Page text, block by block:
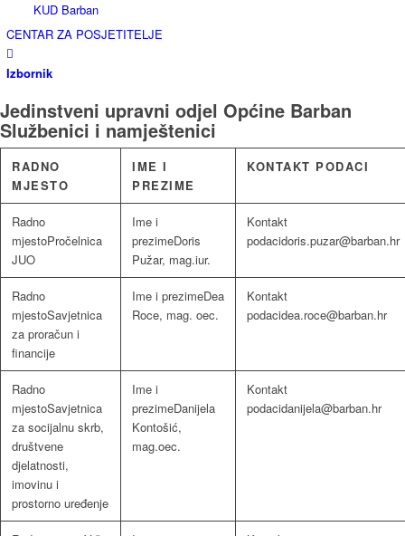
KUD Barban
CENTAR ZA POSJETITELJE
Izbornik
Jedinstveni upravni odjel Općine Barban
Službenici i namještenici
RADNO
MJESTO
IME I
PREZIME
KONTAKT PODACI
Pročelnica
JUO
Doris
Pužar, mag.iur.
doris.puzar@barban.hr
Savjetnica
za proračun i
financije
Dea
Roce, mag. oec.
dea.roce@barban.hr
Savjetnica
za socijalnu skrb,
društvene
djelatnosti,
imovinu i
prostorno uređenje
Danijela
Kontošić,
mag.oec.
danijela@barban.hr